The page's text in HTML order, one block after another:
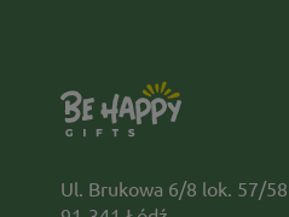
Ul. Brukowa 6/8 lok. 57/58